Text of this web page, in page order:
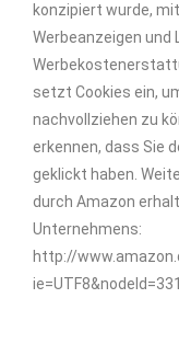
konzipiert wurde,
Werbeanzeigen und
setzt Cookies ein,
nachvollziehen zu
erkennen, dass Sie
geklickt haben.
durch Amazon
Unternehmens:
http://